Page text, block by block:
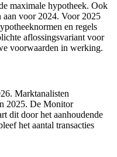
maximale hypotheek. Ook
aan voor 2024. Voor 2025
en regels
aflossingsvariant voor
voorwaarden in werking.
Marktanalisten
2025. De Monitor
dit door het aanhoudende
het aantal transacties